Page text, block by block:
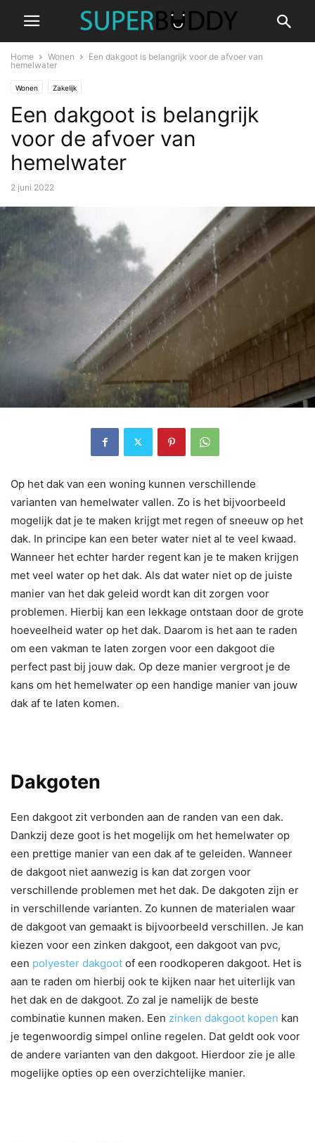
Home Wonen
Een dakgoot is belangrijk voor de afvoer van
hemelwater
Wonen Zakelijk
Een dakgoot is belangrijk
voor de afvoer van
hemelwater
2 juni 2022
Op het dak van een woning kunnen verschillende
varianten van hemelwater vallen. Zo is het bijvoorbeeld
mogelijk dat je te maken krijgt met regen of sneeuw op het
dak. In principe kan een beter water niet al te veel kwaad.
Wanneer het echter harder regent kan je te maken krijgen
met veel water op het dak. Als dat water niet op de juiste
manier van het dak geleid wordt kan dit zorgen voor
problemen. Hierbij kan een lekkage ontstaan door de grote
hoeveelheid water op het dak. Daarom is het aan te raden
om een vakman te laten zorgen voor een dakgoot die
perfect past bij jouw dak. Op deze manier vergroot je de
kans om het hemelwater op een handige manier van jouw
dak af te laten komen.
Dakgoten
Een dakgoot zit verbonden aan de randen van een dak.
Dankzij deze goot is het mogelijk om het hemelwater op
een prettige manier van een dak af te geleiden. Wanneer
de dakgoot niet aanwezig is kan dat zorgen voor
verschillende problemen met het dak. De dakgoten zijn er
in verschillende varianten. Zo kunnen de materialen waar
de dakgoot van gemaakt is bijvoorbeeld verschillen. Je kan
kiezen voor een zinken dakgoot, een dakgoot van pvc,
een polyester dakgoot of een roodkoperen dakgoot. Het is
aan te raden om hierbij ook te kijken naar het uiterlijk van
het dak en de dakgoot. Zo zal je namelijk de beste
combinatie kunnen maken. Een zinken dakgoot kopen kan
je tegenwoordig simpel online regelen. Dat geldt ook voor
de andere varianten van den dakgoot. Hierdoor zie je alle
mogelijke opties op een overzichtelijke manier.